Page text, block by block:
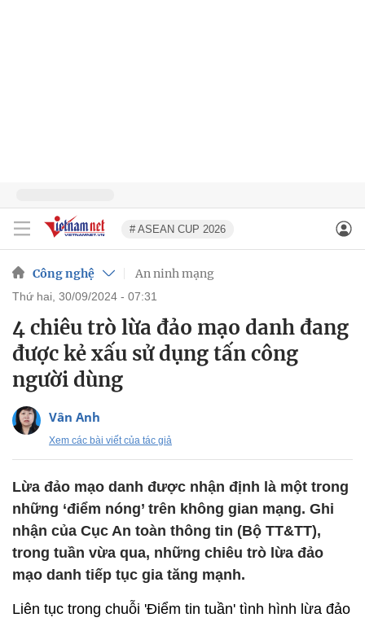
# ASEAN CUP 2026
Công nghệ An ninh mạng
thứ hai, 30/09/2024 - 07:31
4 chiêu trò lừa đảo mạo danh đang
được kẻ xấu sử dụng tấn công
người dùng
Vân Anh
Xem các bài viết của tác giả
Lừa đảo mạo danh được nhận định là một trong
những ‘điểm nóng’ trên không gian mạng. Ghi
nhận của Cục An toàn thông tin (Bộ TT&TT),
trong tuần vừa qua, những chiêu trò lừa đảo
mạo danh tiếp tục gia tăng mạnh.
Liên tục trong chuỗi 'Điểm tin tuần' tình hình lừa đảo